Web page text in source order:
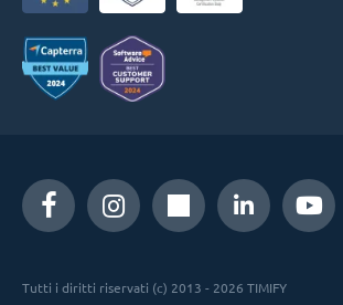
Tutti i diritti riservati (c) 2013 - 2026 TIMIFY